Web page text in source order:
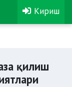
Кириш
қилиш